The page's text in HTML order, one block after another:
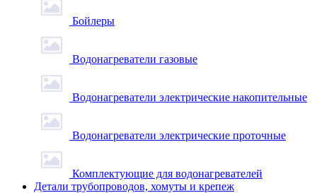
Бойлеры
Водонагреватели газовые
Водонагреватели электрические накопительные
Водонагреватели электрические проточные
Комплектующие для водонагревателей
Детали трубопроводов, хомуты и крепеж